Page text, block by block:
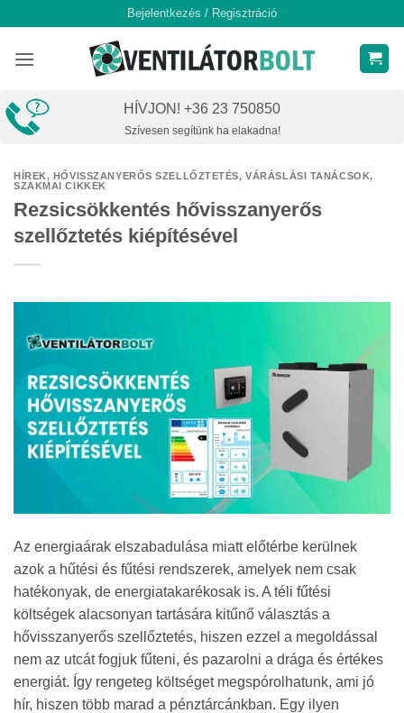
content
Bejelentkezés / Regisztráció
HÍVJON! +36 23 750850
Szívesen segítünk ha elakadna!
HÍREK, HŐVISSZANYERŐS SZELLŐZTETÉS,VÁRÁSLÁSI TANÁCSOK,
SZAKMAI CIKKEK
Rezsicsökkentés hővisszanyerős
szellőztetés kiépítésével
Az energiaárak elszabadulása miatt előtérbe kerülnek
azok a hűtési és fűtési rendszerek, amelyek nem csak
hatékonyak, de energiatakarékosak is. A téli fűtési
költségek alacsonyan tartására kitűnő választás a
hővisszanyerős szellőztetés, hiszen ezzel a megoldással
nem az utcát fogjuk fűteni, és pazarolni a drága és értékes
energiát. Így rengeteg költséget megspórolhatunk, ami jó
hír, hiszen több marad a pénztárcánkban. Egy ilyen